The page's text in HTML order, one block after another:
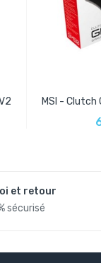
MSI - Clutch
et retour
sécurisé